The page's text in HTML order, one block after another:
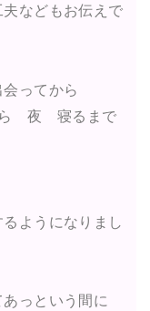
などもお伝えで
ってから
ら 夜 寝るまで
ようになりまし
っという間に